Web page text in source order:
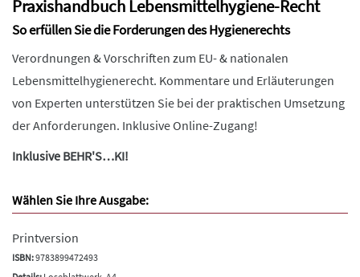
Praxishandbuch Lebensmittelhygiene-Recht
So erfüllen Sie die Forderungen des Hygienerechts
Verordnungen & Vorschriften zum EU- & nationalen
Lebensmittelhygienerecht. Kommentare und Erläuterungen
von Experten unterstützen Sie bei der praktischen Umsetzung
der Anforderungen. Inklusive Online-Zugang!
Inklusive BEHR'S…KI!
Wählen Sie Ihre Ausgabe:
Printversion
ISBN:9783899472493